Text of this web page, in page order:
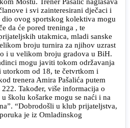
i svi zainteresirani dječaci i
ovog sportskog kolektiva mogu
da će pored treninga , te
utakmica, mladi sanske
broju turnira za njihov uzrast
i u velikom broju gradova u BiH.
mogu javiti tokom održavanja
od 18, te četvrtkom i
trenera Amira Pašalića putem
Također, više informacija o
školu košarke mogu se naći i na
“Dobrodošli u klub prijateljstva,
je iz Omladinskog